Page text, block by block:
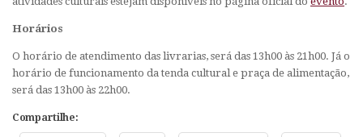
Horários
O horário de atendimento das livrarias, será das 13h00 às 21h00. Já o
horário de funcionamento da tenda cultural e praça de alimentação,
será das 13h00 às 22h00.
Compartilhe: